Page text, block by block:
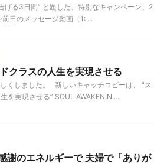
る3日間” と題した、特別なキャンペーン、2
日のメッセージ動画（1: ...
クラスの人生を実現させる
くしました。 新しいキャッチコピーは、 "ス
を実現させる” SOUL AWAKENIN ...
謝のエネルギーで 夫婦で「ありが